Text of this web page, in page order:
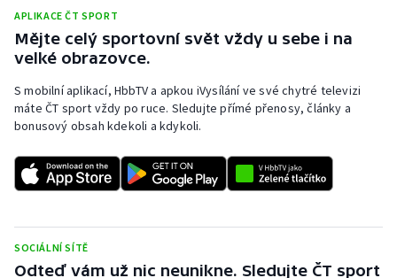
Ragby
Rychlobruslení
Rychlostní kanoistika
Sportovní střelba
Stolní tenis
Triatlon
APLIKACE ČT SPORT
Mějte celý sportovní svět vždy u sebe i na
velké obrazovce.
S mobilní aplikací, HbbTV a apkou iVysílání ve své chytré televizi
máte ČT sport vždy po ruce. Sledujte přímé přenosy, články a
bonusový obsah kdekoli a kdykoli.
SOCIÁLNÍ SÍTĚ
Odteď vám už nic neunikne. Sledujte ČT sport